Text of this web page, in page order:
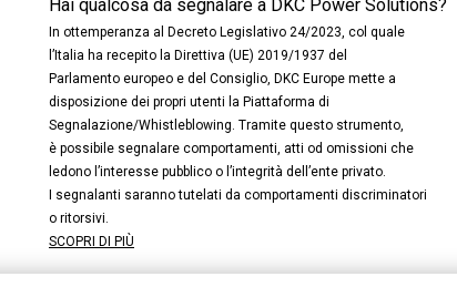
Hai qualcosa da segnalare a DKC Power Solutions?
In ottemperanza al Decreto Legislativo 24/2023, col quale
l’Italia ha recepito la Direttiva (UE) 2019/1937 del
Parlamento europeo e del Consiglio, DKC Europe mette a
disposizione dei propri utenti la Piattaforma di
Segnalazione/Whistleblowing. Tramite questo strumento,
è possibile segnalare comportamenti, atti od omissioni che
ledono l’interesse pubblico o l’integrità dell’ente privato.
I segnalanti saranno tutelati da comportamenti discriminatori
o ritorsivi.
SCOPRI DI PIÙ